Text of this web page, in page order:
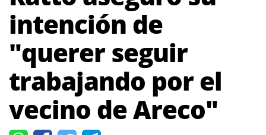
intención de
"querer seguir
trabajando por el
vecino de Areco"